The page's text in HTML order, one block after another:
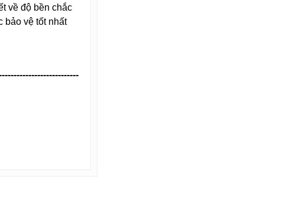
về độ bền chắc
bảo vệ tốt nhất